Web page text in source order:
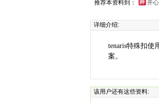
推荐本资料到： 开
详细介绍:
tenaris特殊扣使
案。
该用户还有这些资料: